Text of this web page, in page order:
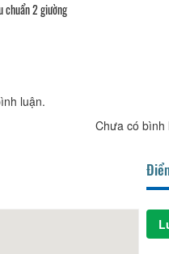
chuẩn 2 giường
luận.
Chưa có bình